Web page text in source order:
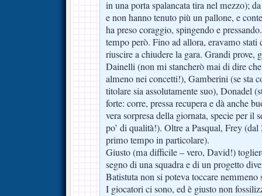
in una porta spalancata tira nel mezzo);
e non hanno tenuto più un pallone, e
ha preso coraggio, spingendo e
tempo però. Fino ad allora, eravamo stati
riuscire a chiudere la gara. Grandi prove,
Dainelli (non mi stancherò mai di dire
almeno nei concetti!), Gamberini (se sta
titolare sia assolutamente suo), Donadel
forte: corre, pressa recupera e dà anche
vera sorpresa della giornata, specie per il
po’ di qualità!). Oltre a Pasqual, Frey
primo tempo in particolare).
Giusto (ma difficile – vero, David!)
segno di una squadra e di un progetto
Batistuta non si poteva toccare
I giocatori ci sono, ed è giusto non